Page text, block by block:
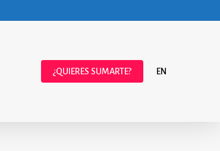
¿QUIERES SUMARTE? EN